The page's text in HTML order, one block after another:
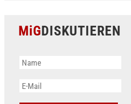
MiGDISKUTIEREN